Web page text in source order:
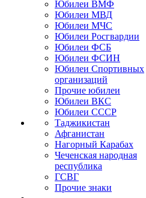
Юбилеи ВМФ
Юбилеи МВД
Юбилеи МЧС
Юбилеи Росгвардии
Юбилеи ФСБ
Юбилеи ФСИН
Юбилеи Спортивных
организаций
Прочие юбилеи
Юбилеи ВКС
Юбилеи СССР
Таджикистан
Афганистан
Нагорный Карабах
Чеченская народная
республика
ГСВГ
Прочие знаки